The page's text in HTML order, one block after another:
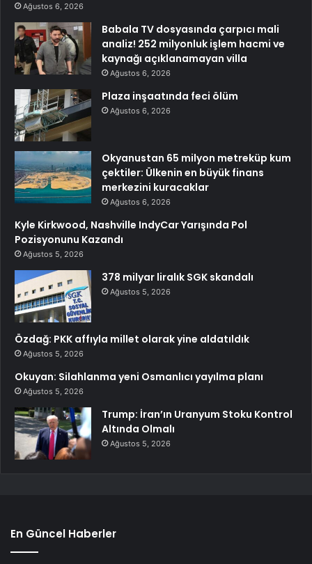
Ağustos 6, 2026
Babala TV dosyasında çarpıcı mali
analiz! 252 milyonluk işlem hacmi ve
kaynağı açıklanamayan villa
Ağustos 6, 2026
Plaza inşaatında feci ölüm
Ağustos 6, 2026
Okyanustan 65 milyon metreküp kum
çektiler: Ülkenin en büyük finans
merkezini kuracaklar
Ağustos 6, 2026
Kyle Kirkwood, Nashville IndyCar Yarışında Pol
Pozisyonunu Kazandı
Ağustos 5, 2026
378 milyar liralık SGK skandalı
Ağustos 5, 2026
Özdağ: PKK affıyla millet olarak yine aldatıldık
Ağustos 5, 2026
Okuyan: Silahlanma yeni Osmanlıcı yayılma planı
Ağustos 5, 2026
Trump: İran’ın Uranyum Stoku Kontrol
Altında Olmalı
Ağustos 5, 2026
En Güncel Haberler